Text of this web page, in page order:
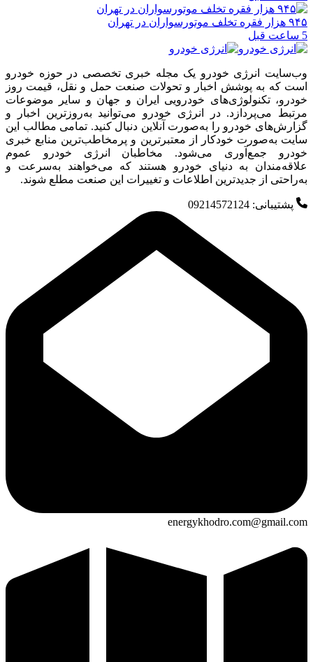
۹۴۵ هزار فقره تخلف موتورسواران در تهران
5 ساعت قبل
وب‌سایت انرژی خودرو یک مجله خبری تخصصی در حوزه خودرو
است که به پوشش اخبار و تحولات صنعت حمل و نقل، قیمت روز
خودرو، تکنولوژی‌های خودرویی ایران و جهان و سایر موضوعات
مرتبط می‌پردازد. در انرژی خودرو می‌توانید به‌روزترین اخبار و
گزارش‌های خودرو را به‌صورت آنلاین دنبال کنید. تمامی مطالب این
سایت به‌صورت خودکار از معتبرترین و پرمخاطب‌ترین منابع خبری
خودرو جمع‌آوری می‌شود. مخاطبان انرژی خودرو عموم
علاقه‌مندان به دنیای خودرو هستند که می‌خواهند به‌سرعت و
به‌راحتی از جدیدترین اطلاعات و تغییرات این صنعت مطلع شوند.
پشتیبانی: 09214572124
energykhodro.com@gmail.com